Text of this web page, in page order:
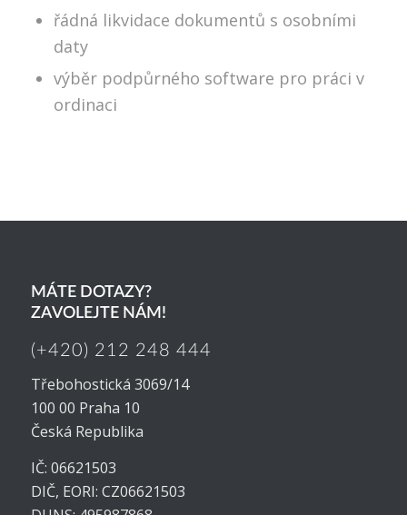
řádná likvidace dokumentů s osobními
daty
výběr podpůrného software pro práci v
ordinaci
MÁTE DOTAZY?
ZAVOLEJTE NÁM!
(+420) 212 248 444
Třebohostická 3069/14
100 00 Praha 10
Česká Republika
IČ: 06621503
DIČ, EORI: CZ06621503